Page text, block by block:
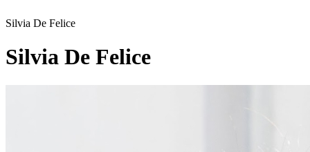
Silvia De Felice
Silvia De Felice